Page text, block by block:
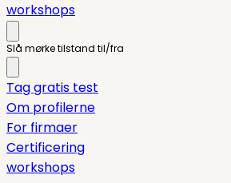
workshops
Slå mørke tilstand til/fra
Tag gratis test
Om profilerne
For firmaer
Certificering
workshops